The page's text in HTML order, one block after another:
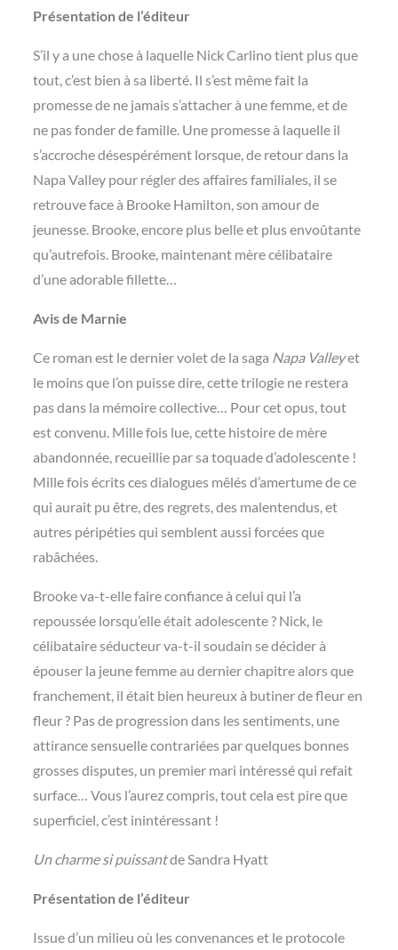
Présentation de l’éditeur
S’il y a une chose à laquelle Nick Carlino tient plus que
tout, c’est bien à sa liberté. Il s’est même fait la
promesse de ne jamais s’attacher à une femme, et de
ne pas fonder de famille. Une promesse à laquelle il
s’accroche désespérément lorsque, de retour dans la
Napa Valley pour régler des affaires familiales, il se
retrouve face à Brooke Hamilton, son amour de
jeunesse. Brooke, encore plus belle et plus envoûtante
qu’autrefois. Brooke, maintenant mère célibataire
d’une adorable fillette…
Avis de Marnie
Ce roman est le dernier volet de la saga Napa Valleyet
le moins que l’on puisse dire, cette trilogie ne restera
pas dans la mémoire collective… Pour cet opus, tout
est convenu. Mille fois lue, cette histoire de mère
abandonnée, recueillie par sa toquade d’adolescente !
Mille fois écrits ces dialogues mêlés d’amertume de ce
qui aurait pu être, des regrets, des malentendus, et
autres péripéties qui semblent aussi forcées que
rabâchées.
Brooke va-t-elle faire confiance à celui qui l’a
repoussée lorsqu’elle était adolescente ? Nick, le
célibataire séducteur va-t-il soudain se décider à
épouser la jeune femme au dernier chapitre alors que
franchement, il était bien heureux à butiner de fleur en
fleur ? Pas de progression dans les sentiments, une
attirance sensuelle contrariées par quelques bonnes
grosses disputes, un premier mari intéressé qui refait
surface… Vous l’aurez compris, tout cela est pire que
superficiel, c’est inintéressant !
Un charme si puissantde Sandra Hyatt
Présentation de l’éditeur
Issue d’un milieu où les convenances et le protocole